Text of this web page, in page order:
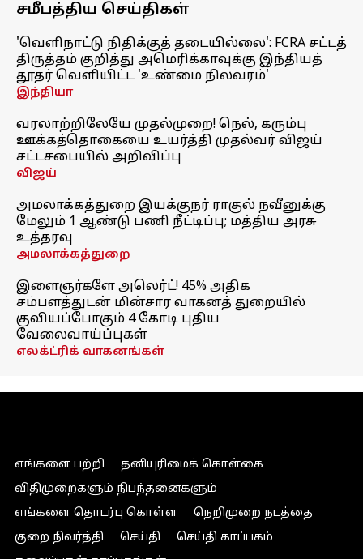
சமீபத்திய செய்திகள்
'வெளிநாட்டு நிதிக்குத் தடையில்லை': FCRA சட்டத்
திருத்தம் குறித்து அமெரிக்காவுக்கு இந்தியத்
தூதர் வெளியிட்ட 'உண்மை நிலவரம்'
இந்தியா
வரலாற்றிலேயே முதல்முறை! நெல், கரும்பு
ஊக்கத்தொகையை உயர்த்தி முதல்வர் விஜய்
சட்டசபையில் அறிவிப்பு
விஜய்
அமலாக்கத்துறை இயக்குநர் ராகுல் நவீனுக்கு
மேலும் 1 ஆண்டு பணி நீட்டிப்பு; மத்திய அரசு
உத்தரவு
அமலாக்கத்துறை
இளைஞர்களே அலெர்ட்! 45% அதிக
சம்பளத்துடன் மின்சார வாகனத் துறையில்
குவியப்போகும் 4 கோடி புதிய
வேலைவாய்ப்புகள்
எலக்ட்ரிக் வாகனங்கள்
எங்களை பற்றி
தனியுரிமைக் கொள்கை
விதிமுறைகளும் நிபந்தனைகளும்
எங்களை தொடர்பு கொள்ள
நெறிமுறை நடத்தை
குறை நிவர்த்தி
செய்தி
செய்தி காப்பகம்